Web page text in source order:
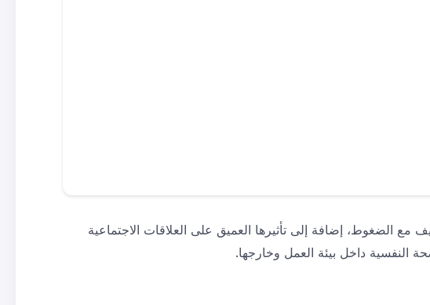
مع الضغوط، إضافة إلى تأثيرها العميق على العلاقات الاجتماعية
النفسية داخل بيئة العمل وخارجها.